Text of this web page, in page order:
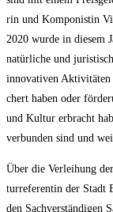
rin und Kom­po­nis­tin
2020 wur­de in die­sem
natür­li­che und
inno­va­ti­ven
chert haben oder
und Kul­tur erbracht
ver­bun­den sind und
Über die Ver­lei­hung
tur­re­fe­ren­tin der Stadt
den Sach­ver­stän­di­gen